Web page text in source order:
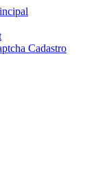
Cadastro